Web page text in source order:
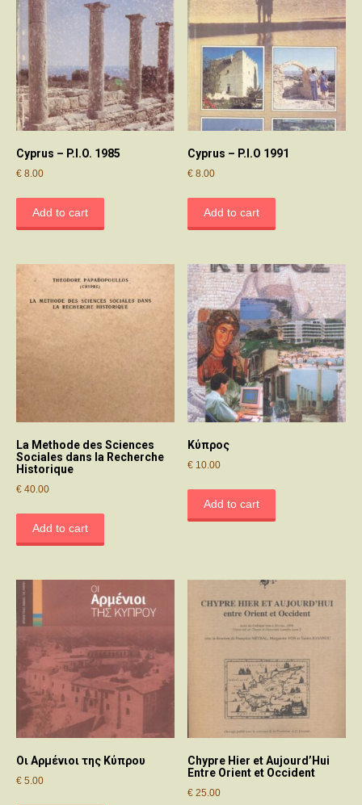
Cyprus – P.I.O. 1985
€ 8.00
Add to cart
Cyprus – P.I.O 1991
€ 8.00
Add to cart
La Methode des Sciences
Sociales dans la Recherche
Historique
€ 40.00
Add to cart
Κύπρος
€ 10.00
Add to cart
Οι Αρμένιοι της Κύπρου
€ 5.00
Chypre Hier et Aujourd’Hui
Entre Orient et Occident
€ 25.00